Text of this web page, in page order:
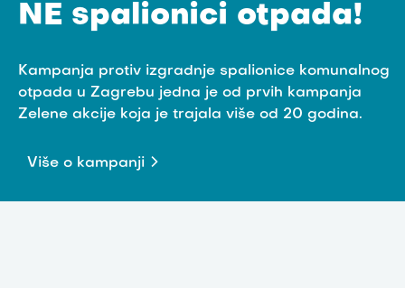
NE spalionici otpada!
Kampanja protiv izgradnje spalionice komunalnog
otpada u Zagrebu jedna je od prvih kampanja
Zelene akcije koja je trajala više od 20 godina.
Više o kampanji